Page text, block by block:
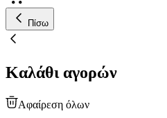
Πίσω
Καλάθι αγορών
Αφαίρεση όλων